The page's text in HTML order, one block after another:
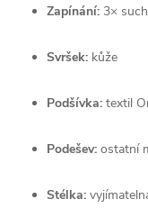
Zapínání: 3×
Svršek: kůže
Podšívka: textil
Podešev: ostatní
Stélka: